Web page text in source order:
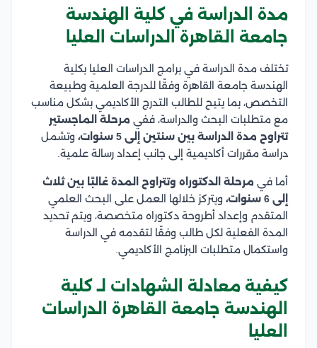
مدة الدراسة في كلية الهندسة
جامعة القاهرة الدراسات العليا
تختلف مدة الدراسة في برامج الدراسات العليا بكلية
الهندسة جامعة القاهرة وفقًا للدرجة العلمية وطبيعة
التخصص، بما يتيح للطالب التدرج الأكاديمي بشكل مناسب
مع متطلبات البحث والدراسة، ففي مرحلة الماجستير
تتراوح مدة الدراسة بين سنتين إلى 5 سنوات،
وتشمل
دراسة مقررات أكاديمية إلى جانب إعداد رسالة علمية.
أما في مرحلة الدكتوراه وتتراوح المدة غالبًا بين ثلاث
إلى 6 سنوات،
ويتركز خلالها العمل على البحث العلمي
المتقدم وإعداد أطروحة دكتوراه متخصصة، ويتم تحديد
المدة الفعلية لكل طالب وفقًا لتقدمه في الدراسة
واستكمال متطلبات البرنامج الأكاديمي.
كيفية معادلة الشهادات لـ كلية
الهندسة جامعة القاهرة الدراسات
العليا